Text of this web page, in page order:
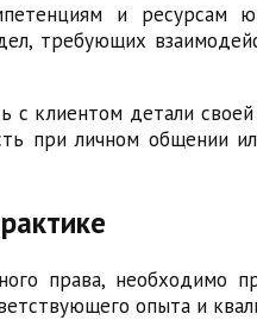
и ресурсам
требующих
клиентом детали
при личном общении
права, необходимо
опыта и